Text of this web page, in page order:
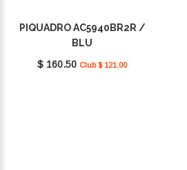
PIQUADRO AC5940BR2R /
BLU
$ 160.50 Club $ 121.00